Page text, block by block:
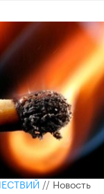
//Новость